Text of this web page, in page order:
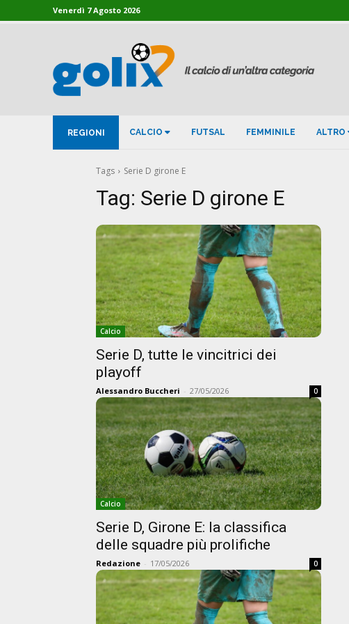
Venerdì 7 Agosto 2026
REGIONI CALCIO FUTSAL FEMMINILE ALTRO
Tags Serie D girone E
Tag: Serie D girone E
Calcio
Serie D, tutte le vincitrici dei
playoff
Alessandro Buccheri - 27/05/2026 0
Calcio
Serie D, Girone E: la classifica
delle squadre più prolifiche
Redazione - 17/05/2026 0